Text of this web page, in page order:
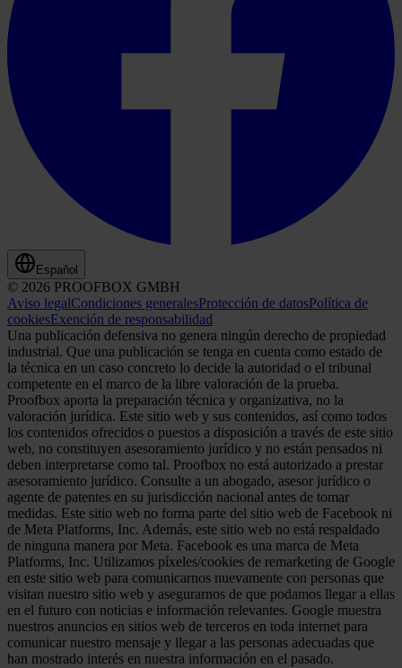
Español
© 2026 PROOFBOX GMBH
Aviso legalCondiciones generalesProtección de datosPolítica de
cookiesExención de responsabilidad
Una publicación defensiva no genera ningún derecho de propiedad
industrial. Que una publicación se tenga en cuenta como estado de
la técnica en un caso concreto lo decide la autoridad o el tribunal
competente en el marco de la libre valoración de la prueba.
Proofbox aporta la preparación técnica y organizativa, no la
valoración jurídica. Este sitio web y sus contenidos, así como todos
los contenidos ofrecidos o puestos a disposición a través de este sitio
web, no constituyen asesoramiento jurídico y no están pensados ni
deben interpretarse como tal. Proofbox no está autorizado a prestar
asesoramiento jurídico. Consulte a un abogado, asesor jurídico o
agente de patentes en su jurisdicción nacional antes de tomar
medidas. Este sitio web no forma parte del sitio web de Facebook ni
de Meta Platforms, Inc. Además, este sitio web no está respaldado
de ninguna manera por Meta. Facebook es una marca de Meta
Platforms, Inc. Utilizamos píxeles/cookies de remarketing de Google
en este sitio web para comunicarnos nuevamente con personas que
visitan nuestro sitio web y asegurarnos de que podamos llegar a ellas
en el futuro con noticias e información relevantes. Google muestra
nuestros anuncios en sitios web de terceros en toda internet para
comunicar nuestro mensaje y llegar a las personas adecuadas que
han mostrado interés en nuestra información en el pasado.